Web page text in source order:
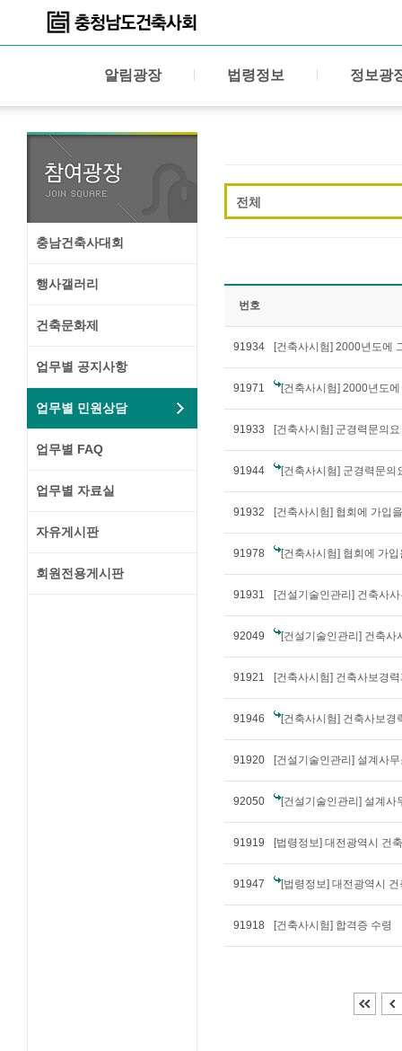
알림광장 법령정보 정보광
충남건축사대회
행사갤러리
건축문화제
업무별 공지사항
업무별 민원상담
업무별 FAQ
업무별 자료실
자유게시판
회원전용게시판
전체
번호
91934 [건축사시험] 2000년도에
91971 [건축사시험] 2000년도
91933 [건축사시험] 군경력문의요
91944 [건축사시험] 군경력문의
91932 [건축사시험] 협회에 가입
91978 [건축사시험] 협회에 가
91931 [건설기술인관리] 건축사
92049 [건설기술인관리] 건축사
91921 [건축사시험] 건축사보경
91946 [건축사시험] 건축사보경
91920 [건설기술인관리] 설계사
92050 [건설기술인관리] 설계
91919 [법령정보] 대전광역시 건
91947 [법령정보] 대전광역시
91918 [건축사시험] 합격증 수령